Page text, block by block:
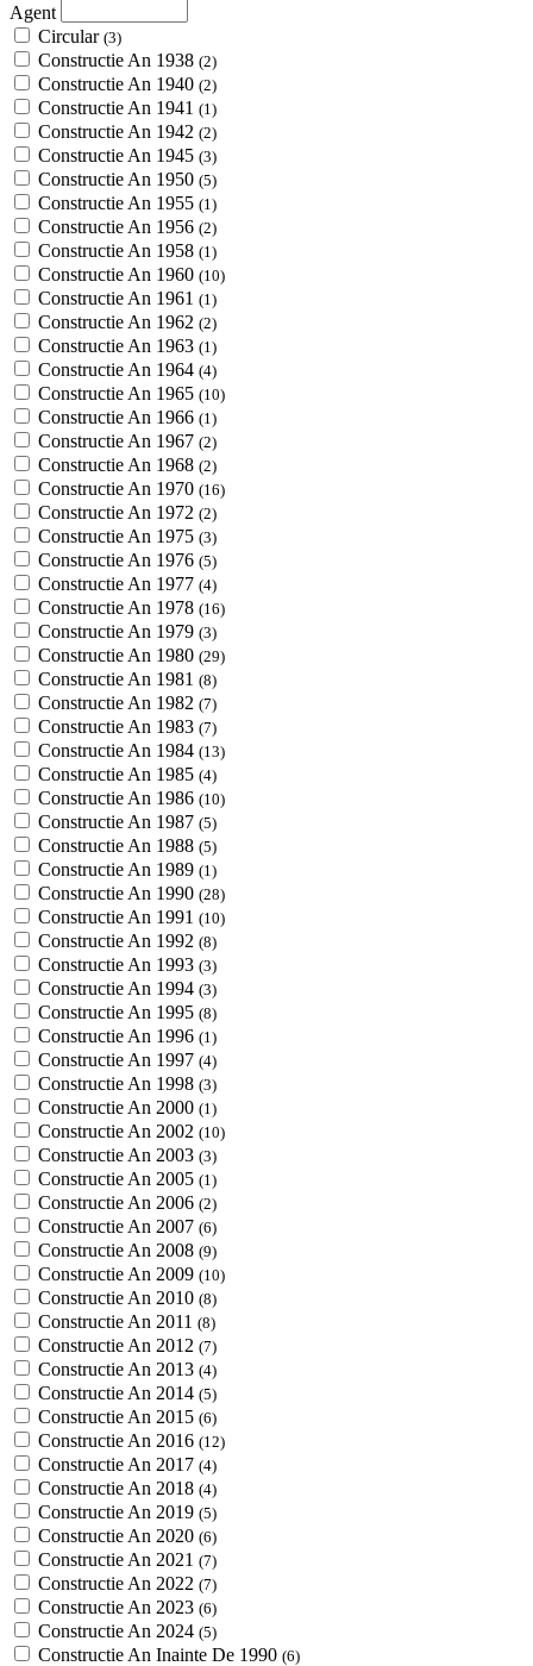
Agent
Circular (3)
Constructie An 1938 (2)
Constructie An 1940 (2)
Constructie An 1941 (1)
Constructie An 1942 (2)
Constructie An 1945 (3)
Constructie An 1950 (5)
Constructie An 1955 (1)
Constructie An 1956 (2)
Constructie An 1958 (1)
Constructie An 1960 (10)
Constructie An 1961 (1)
Constructie An 1962 (2)
Constructie An 1963 (1)
Constructie An 1964 (4)
Constructie An 1965 (10)
Constructie An 1966 (1)
Constructie An 1967 (2)
Constructie An 1968 (2)
Constructie An 1970 (16)
Constructie An 1972 (2)
Constructie An 1975 (3)
Constructie An 1976 (5)
Constructie An 1977 (4)
Constructie An 1978 (16)
Constructie An 1979 (3)
Constructie An 1980 (29)
Constructie An 1981 (8)
Constructie An 1982 (7)
Constructie An 1983 (7)
Constructie An 1984 (13)
Constructie An 1985 (4)
Constructie An 1986 (10)
Constructie An 1987 (5)
Constructie An 1988 (5)
Constructie An 1989 (1)
Constructie An 1990 (28)
Constructie An 1991 (10)
Constructie An 1992 (8)
Constructie An 1993 (3)
Constructie An 1994 (3)
Constructie An 1995 (8)
Constructie An 1996 (1)
Constructie An 1997 (4)
Constructie An 1998 (3)
Constructie An 2000 (1)
Constructie An 2002 (10)
Constructie An 2003 (3)
Constructie An 2005 (1)
Constructie An 2006 (2)
Constructie An 2007 (6)
Constructie An 2008 (9)
Constructie An 2009 (10)
Constructie An 2010 (8)
Constructie An 2011 (8)
Constructie An 2012 (7)
Constructie An 2013 (4)
Constructie An 2014 (5)
Constructie An 2015 (6)
Constructie An 2016 (12)
Constructie An 2017 (4)
Constructie An 2018 (4)
Constructie An 2019 (5)
Constructie An 2020 (6)
Constructie An 2021 (7)
Constructie An 2022 (7)
Constructie An 2023 (6)
Constructie An 2024 (5)
Constructie An Inainte De 1990 (6)